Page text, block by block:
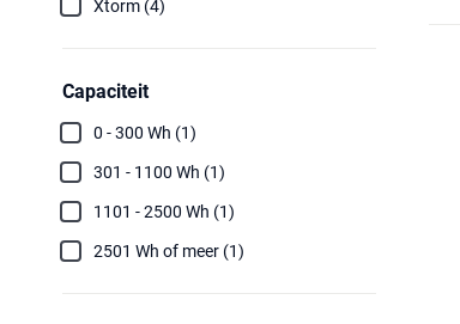
Xtorm (4)
Capaciteit
0 - 300 Wh (1)
301 - 1100 Wh (1)
1101 - 2500 Wh (1)
2501 Wh of meer (1)